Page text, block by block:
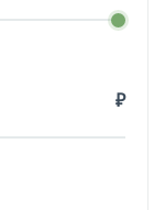
₽